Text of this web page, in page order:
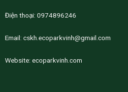
Điện thoại: 0974896246
Email: cskh.ecoparkvinh@gmail.com
Website: ecoparkvinh.com